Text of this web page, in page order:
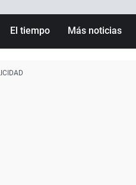
El tiempo Más noticias